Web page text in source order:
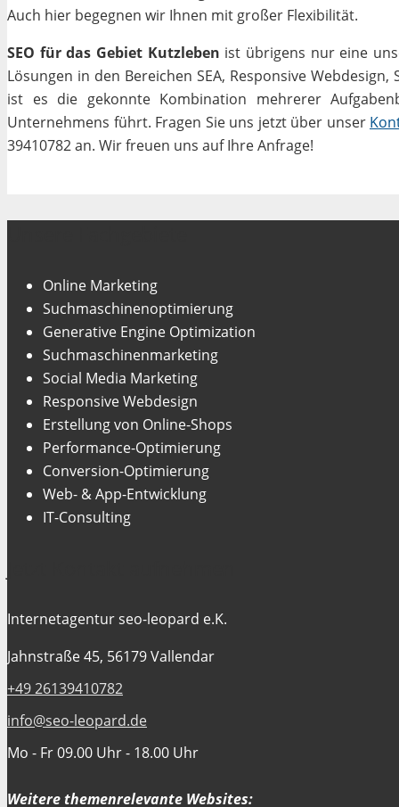
Auch hier begegnen wir Ihnen mit großer Flexibilität.
SEO für das Gebiet Kutzleben ist übrigens nur eine
Lösungen in den Bereichen SEA, Responsive
ist es die gekonnte Kombination mehrerer
Unternehmens führt. Fragen Sie uns jetzt über unser
39410782 an. Wir freuen uns auf Ihre Anfrage!
Online Marketing
Suchmaschinenoptimierung
Generative Engine Optimization
Suchmaschinenmarketing
Social Media Marketing
Responsive Webdesign
Erstellung von Online-Shops
Performance-Optimierung
Conversion-Optimierung
Web- & App-Entwicklung
IT-Consulting
Internetagentur seo-leopard e.K.
Jahnstraße 45, 56179 Vallendar
+49 26139410782
info@seo-leopard.de
Mo - Fr 09.00 Uhr - 18.00 Uhr
Weitere themenrelevante Websites: